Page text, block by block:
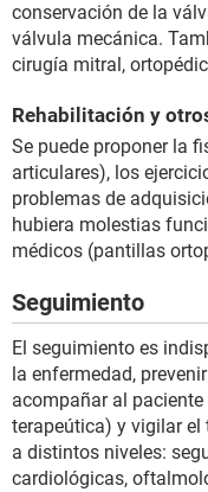
conservación de la
válvula mecánica.
cirugía mitral,
Rehabilitación y
Se puede proponer la
articulares), los
problemas de
hubiera molestias
médicos (pantillas
Seguimiento
El seguimiento es
la enfermedad,
acompañar al
terapeútica) y vigilar el
a distintos niveles:
cardiológicas,